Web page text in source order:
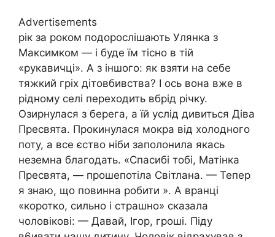
Advertisements
рік за роком подорослішають Улянка з
Максимком — і буде їм тісно в тій
«рукавичці». А з іншого: як взяти на себе
тяжкий гpix дітовбивства? І ось вона вже в
рідному селі переходить вбрід річку.
Озирнулася з берега, а їй услід дивиться Діва
Пресвята. Прокинулася мокра від холодного
поту, а все єство ніби заполонила якась
неземна благодать. «Спасибі тобі, Матінка
Пресвята, — прошепотіла Світлана. — Тепер
я знаю, що повинна робити ». А вранці
«коротко, сильно і страшно» сказала
чоловікові: — Давай, Ігор, гроші. Піду